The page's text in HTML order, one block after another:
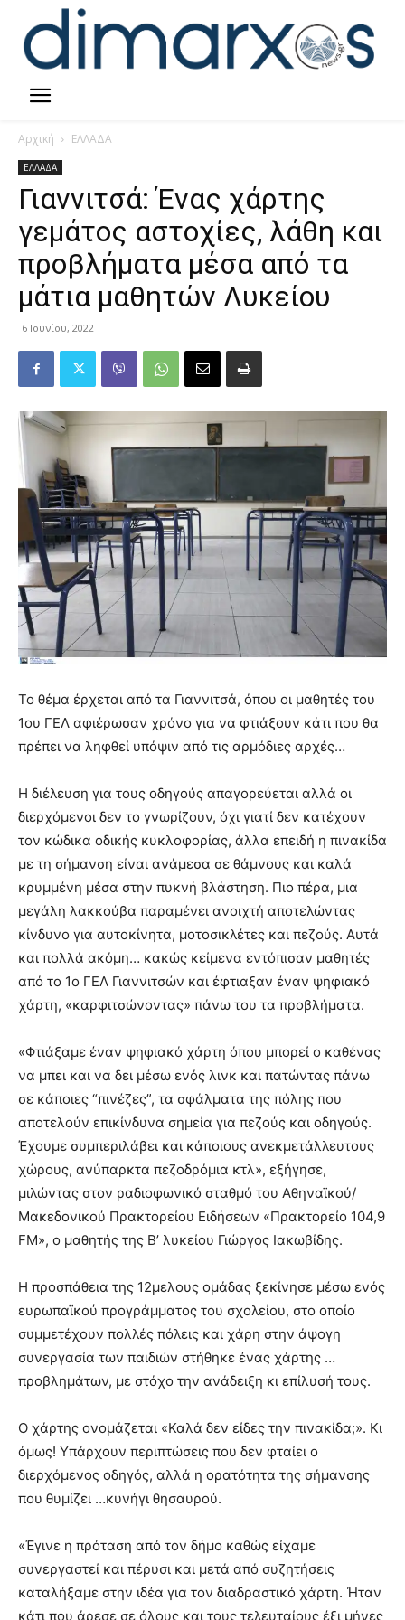
Αρχική ΕΛΛΑΔΑ
ΕΛΛΑΔΑ
Γιαννιτσά: Ένας χάρτης
γεμάτος αστοχίες, λάθη και
προβλήματα μέσα από τα
μάτια μαθητών Λυκείου
6 Ιουνίου, 2022
To θέμα έρχεται από τα Γιαννιτσά, όπου οι μαθητές του
1ου ΓΕΛ αφιέρωσαν χρόνο για να φτιάξουν κάτι που θα
πρέπει να ληφθεί υπόψιν από τις αρμόδιες αρχές…
Η διέλευση για τους οδηγούς απαγορεύεται αλλά οι
διερχόμενοι δεν το γνωρίζουν, όχι γιατί δεν κατέχουν
τον κώδικα οδικής κυκλοφορίας, άλλα επειδή η πινακίδα
με τη σήμανση είναι ανάμεσα σε θάμνους και καλά
κρυμμένη μέσα στην πυκνή βλάστηση. Πιο πέρα, μια
μεγάλη λακκούβα παραμένει ανοιχτή αποτελώντας
κίνδυνο για αυτοκίνητα, μοτοσικλέτες και πεζούς. Αυτά
και πολλά ακόμη… κακώς κείμενα εντόπισαν μαθητές
από το 1ο ΓΕΛ Γιαννιτσών και έφτιαξαν έναν ψηφιακό
χάρτη, «καρφιτσώνοντας» πάνω του τα προβλήματα.
«Φτιάξαμε έναν ψηφιακό χάρτη όπου μπορεί ο καθένας
να μπει και να δει μέσω ενός λινκ και πατώντας πάνω
σε κάποιες “πινέζες”, τα σφάλματα της πόλης που
αποτελούν επικίνδυνα σημεία για πεζούς και οδηγούς.
Έχουμε συμπεριλάβει και κάποιους ανεκμετάλλευτους
χώρους, ανύπαρκτα πεζοδρόμια κτλ», εξήγησε,
μιλώντας στον ραδιοφωνικό σταθμό του Αθηναϊκού/
Μακεδονικού Πρακτορείου Ειδήσεων «Πρακτορείο 104,9
FM», ο μαθητής της Β’ λυκείου Γιώργος Ιακωβίδης.
Η προσπάθεια της 12μελους ομάδας ξεκίνησε μέσω ενός
ευρωπαϊκού προγράμματος του σχολείου, στο οποίο
συμμετέχουν πολλές πόλεις και χάρη στην άψογη
συνεργασία των παιδιών στήθηκε ένας χάρτης …
προβλημάτων, με στόχο την ανάδειξη κι επίλυσή τους.
Ο χάρτης ονομάζεται «Καλά δεν είδες την πινακίδα;». Κι
όμως! Υπάρχουν περιπτώσεις που δεν φταίει ο
διερχόμενος οδηγός, αλλά η ορατότητα της σήμανσης
που θυμίζει …κυνήγι θησαυρού.
«Έγινε η πρόταση από τον δήμο καθώς είχαμε
συνεργαστεί και πέρυσι και μετά από συζητήσεις
καταλήξαμε στην ιδέα για τον διαδραστικό χάρτη. Ήταν
κάτι που άρεσε σε όλους και τους τελευταίους έξι μήνες